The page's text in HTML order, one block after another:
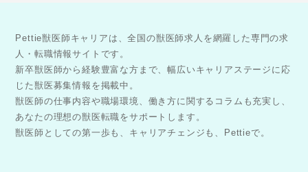
Pettie獣医師キャリアは、全国の獣医師求人を網羅した専門の求
人・転職情報サイトです。
新卒獣医師から経験豊富な方まで、幅広いキャリアステージに応
じた獣医募集情報を掲載中。
獣医師の仕事内容や職場環境、働き方に関するコラムも充実し、
あなたの理想の獣医転職をサポートします。
獣医師としての第一歩も、キャリアチェンジも、Pettieで。